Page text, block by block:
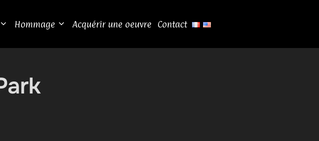
Hommage Acquérir une oeuvre Contact